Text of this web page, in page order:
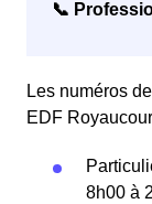
📞
Les numéros
EDF
8h00 à